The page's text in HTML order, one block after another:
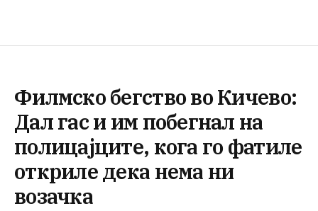
Филмско бегство во Кичево:
Дал гас и им побегнал на
полицајците, кога го фатиле
откриле дека нема ни
возачка